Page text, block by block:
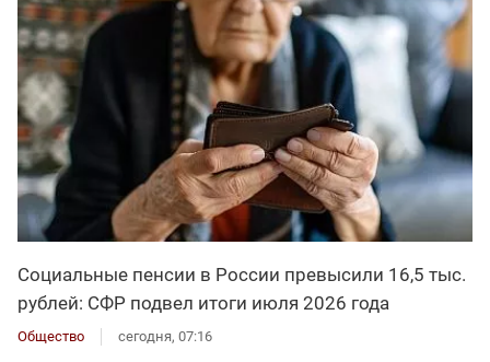
Социальные пенсии в России превысили 16,5 тыс.
рублей: СФР подвел итоги июля 2026 года
Общество сегодня, 07:16